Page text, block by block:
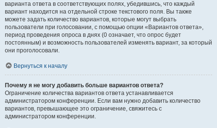
варианта ответа в соответствующих полях, убедившись, что каждый
вариант находится на отдельной строке текстового поля. Вы также
можете задать количество вариантов, которые могут выбрать
пользователи при голосовании, с помощью опции «Вариантов ответа»,
период проведения опроса в днях (0 означает, что опрос будет
постоянным) и возможность пользователей изменять вариант, за который
они проголосовали.
Вернуться к началу
Почему я не могу добавить больше вариантов ответа?
Ограничение количества вариантов ответа устанавливается
администратором конференции. Если вам нужно добавить количество
вариантов, превышающее это ограничение, свяжитесь с
администратором конференции.